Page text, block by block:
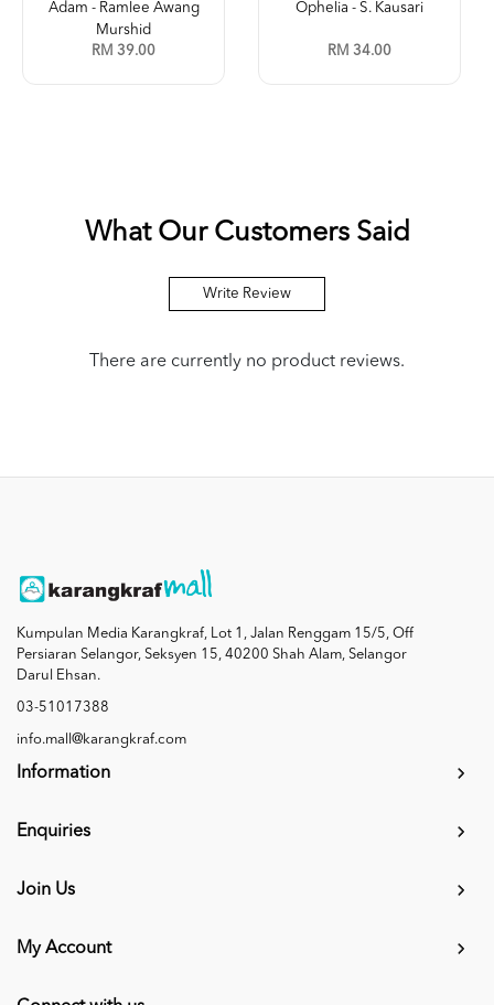
Adam - Ramlee Awang
Murshid
RM 39.00
Ophelia - S. Kausari
RM 34.00
What Our Customers Said
Write Review
There are currently no product reviews.
Kumpulan Media Karangkraf, Lot 1, Jalan Renggam 15/5, Off
Persiaran Selangor, Seksyen 15, 40200 Shah Alam, Selangor
Darul Ehsan.
03-51017388
info.mall@karangkraf.com
Information
Enquiries
Join Us
My Account